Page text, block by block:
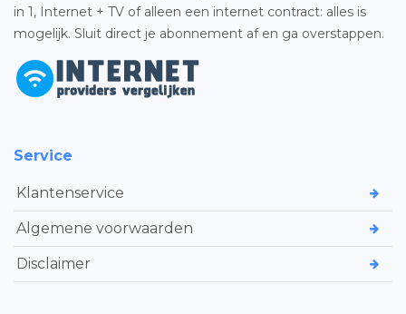
in 1, Internet + TV of alleen een internet contract: alles is
mogelijk. Sluit direct je abonnement af en ga overstappen.
Service
Klantenservice
Algemene voorwaarden
Disclaimer